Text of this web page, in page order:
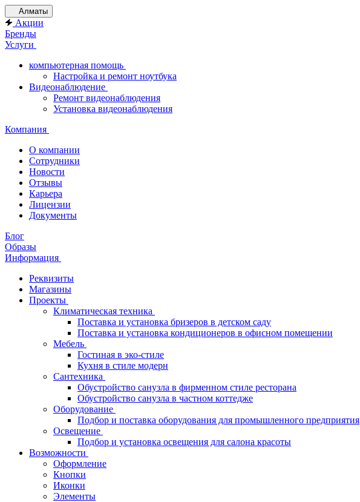
Алматы
Акции
Бренды
Услуги
компьютерная помощь
Настройка и ремонт ноутбука
Видеонаблюдение
Ремонт видеонаблюдения
Установка видеонаблюдения
Компания
О компании
Сотрудники
Новости
Отзывы
Карьера
Лицензии
Документы
Блог
Образы
Информация
Реквизиты
Магазины
Проекты
Климатическая техника
Поставка и установка бризеров в детском саду
Поставка и установка кондиционеров в офисном помещении
Мебель
Гостиная в эко-стиле
Кухня в стиле модерн
Сантехника
Обустройство санузла в фирменном стиле ресторана
Обустройство санузла в частном коттедже
Оборудование
Подбор и поставка оборудования для промышленного предприятия
Освещение
Подбор и установка освещения для салона красоты
Возможности
Оформление
Кнопки
Иконки
Элементы